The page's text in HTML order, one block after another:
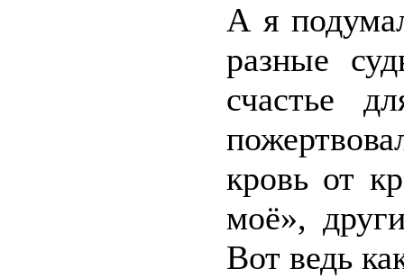
А я
разные
счастье
кровь от
моё»,
Вот ведь